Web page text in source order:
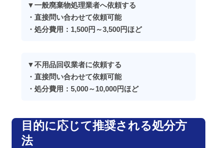
▼一般廃棄物処理業者へ依頼する
・直接問い合わせて依頼可能
・処分費用：1,500円～3,500円ほど
▼不用品回収業者に依頼する
・直接問い合わせて依頼可能
・処分費用：5,000～10,000円ほど
目的に応じて推奨される処分方
法